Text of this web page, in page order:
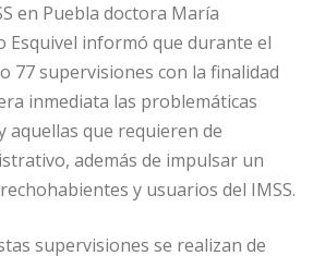
en Puebla doctora María
Esquivel informó que durante el
77 supervisiones con la finalidad
inmediata las problemáticas
aquellas que requieren de
además de impulsar un
y usuarios del IMSS.
supervisiones se realizan de